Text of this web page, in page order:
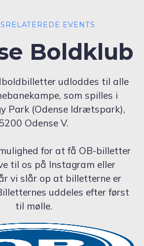
EVENTS
Boldklub
udloddes til alle
som spilles i
Park (Odense Idrætspark),
Odense V.
for at få OB-billetter
til os på Instagram eller
vi slår op at billetterne er
uddeles efter først
til mølle.